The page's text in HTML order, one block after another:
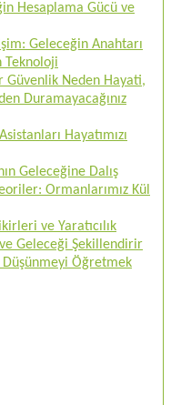
Hesaplama Gücü ve
Geleceğin Anahtarı
Teknoloji
Güvenlik Neden Hayati,
Duramayacağınız
Hayatımızı
Geleceğine Dalış
Ormanlarımız Kül
ve Yaratıcılık
ve Geleceği Şekillendirir
Öğretmek